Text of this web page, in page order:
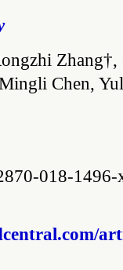
Zhang†,
Chen,
018-1496-